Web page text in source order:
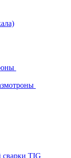
сварки TIG